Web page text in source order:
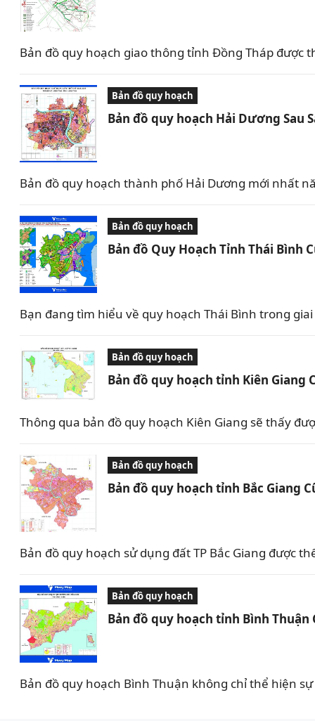
Bản đồ quy hoạch giao thông tỉnh Đồng Tháp
Bản đồ quy hoạch
Bản đồ quy hoạch Hải Dương Sau
Bản đồ quy hoạch thành phố Hải Dương mới nhất
Bản đồ quy hoạch
Bản đồ Quy Hoạch Tỉnh Thái Bình
Bạn đang tìm hiểu về quy hoạch Thái Bình trong
Bản đồ quy hoạch
Bản đồ quy hoạch tỉnh Kiên Giang
Thông qua bản đồ quy hoạch Kiên Giang sẽ thấy
Bản đồ quy hoạch
Bản đồ quy hoạch tỉnh Bắc Giang
Bản đồ quy hoạch sử dụng đất TP Bắc Giang được
Bản đồ quy hoạch
Bản đồ quy hoạch tỉnh Bình Thuận
Bản đồ quy hoạch Bình Thuận không chỉ thể hiện